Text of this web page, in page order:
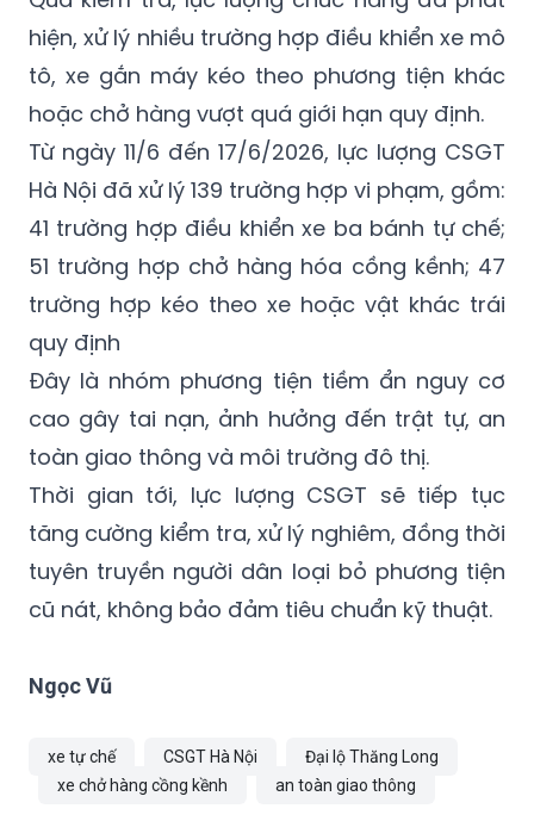
Qua kiểm tra, lực lượng chức năng đã phát
hiện, xử lý nhiều trường hợp điều khiển xe mô
tô, xe gắn máy kéo theo phương tiện khác
hoặc chở hàng vượt quá giới hạn quy định.
Từ ngày 11/6 đến 17/6/2026, lực lượng CSGT
Hà Nội đã xử lý 139 trường hợp vi phạm, gồm:
41 trường hợp điều khiển xe ba bánh tự chế;
51 trường hợp chở hàng hóa cồng kềnh; 47
trường hợp kéo theo xe hoặc vật khác trái
quy định
Đây là nhóm phương tiện tiềm ẩn nguy cơ
cao gây tai nạn, ảnh hưởng đến trật tự, an
toàn giao thông và môi trường đô thị.
Thời gian tới, lực lượng CSGT sẽ tiếp tục
tăng cường kiểm tra, xử lý nghiêm, đồng thời
cũ nát, không bảo đảm tiêu chuẩn kỹ thuật.
Ngọc Vũ